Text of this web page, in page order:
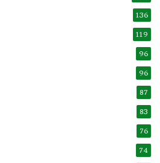
136
119
96
96
87
83
76
74